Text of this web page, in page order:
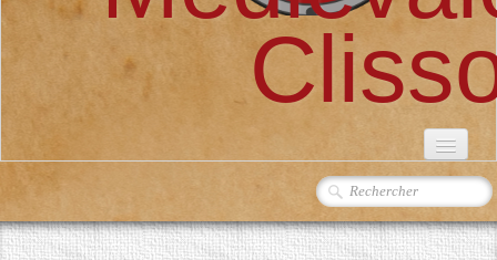
L'ASSOCIATION▼